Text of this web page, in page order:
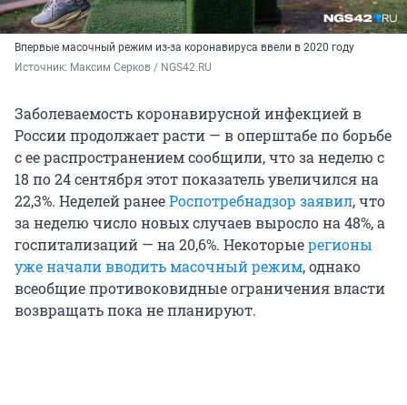
Впервые масочный режим из-за коронавируса ввели в 2020 году
Источник: Максим Серков / NGS42.RU
Заболеваемость коронавирусной инфекцией в
России продолжает расти — в оперштабе по борьбе
с ее распространением сообщили, что за неделю с
18 по 24 сентября этот показатель увеличился на
22,3%. Неделей ранееРоспотребнадзор заявил, что
за неделю число новых случаев выросло на 48%, а
госпитализаций — на 20,6%. Некоторыерегионы
уже начали вводить масочный режим, однако
всеобщие противоковидные ограничения власти
возвращать пока не планируют.